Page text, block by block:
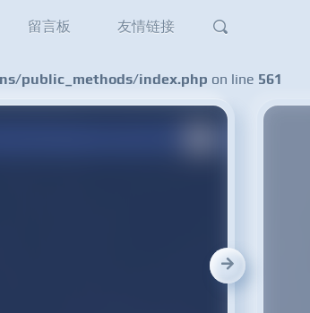
留言板 友情链接
public_methods/index.php on line 561